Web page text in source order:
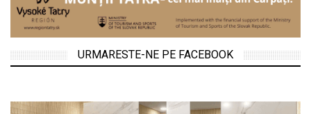
URMARESTE-NE PE FACEBOOK